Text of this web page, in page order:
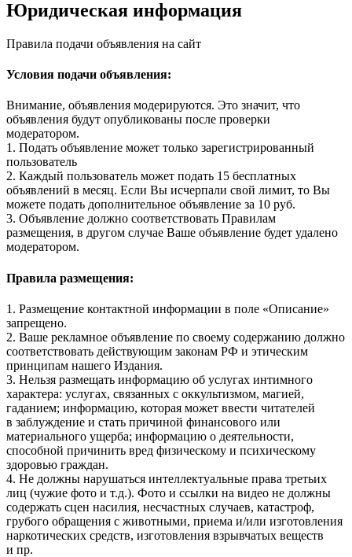
Юридическая информация
Правила подачи объявления на сайт
Условия подачи объявления:
Внимание, объявления модерируются. Это значит, что
объявления будут опубликованы после проверки
модератором.
1. Подать объявление может только зарегистрированный
пользователь
2. Каждый пользователь может подать 15 бесплатных
объявлений в месяц. Если Вы исчерпали свой лимит, то Вы
можете подать дополнительное объявление за 10 руб.
3. Объявление должно соответствовать Правилам
размещения, в другом случае Ваше объявление будет удалено
модератором.
Правила размещения:
1. Размещение контактной информации в поле «Описание»
запрещено.
2. Ваше рекламное объявление по своему содержанию должно
соответствовать действующим законам РФ и этическим
принципам нашего Издания.
3. Нельзя размещать информацию об услугах интимного
характера: услугах, связанных с оккультизмом, магией,
гаданием; информацию, которая может ввести читателей
в заблуждение и стать причиной финансового или
материального ущерба; информацию о деятельности,
способной причинить вред физическому и психическому
здоровью граждан.
4. Не должны нарушаться интеллектуальные права третьих
лиц (чужие фото и т.д.). Фото и ссылки на видео не должны
содержать сцен насилия, несчастных случаев, катастроф,
грубого обращения с животными, приема и/или изготовления
наркотических средств, изготовления взрывчатых веществ
и пр.